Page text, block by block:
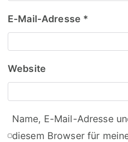
E-Mail-Adresse *
Website
Name, E-Mail-Adresse
diesem Browser für